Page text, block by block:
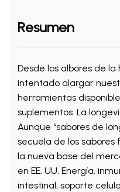
Resumen
Desde los albores de
intentado alargar
herramientas
suplementos. La
Aunque “sabores de
secuela de los sabores
la nueva base del
en EE. UU. Energía,
intestinal, soporte